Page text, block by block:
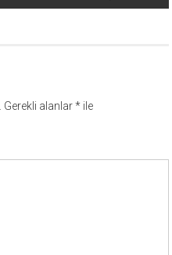
Gerekli alanlar* ile